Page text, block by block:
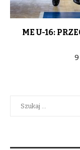
ME U-16:
9